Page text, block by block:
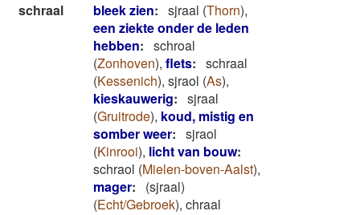
schraal
bleek zien: sjraal (Thorn),
een ziekte onder de leden
hebben: schroal
(Zonhoven), flets: schraal
(Kessenich), sjraol (As),
kieskauwerig: sjraal
(Gruitrode), koud, mistig en
somber weer: sjraol
(Kinrooi), licht van bouw:
schraol (Mielen-boven-Aalst),
mager:
(sjraal)
(Echt/Gebroek), chraal